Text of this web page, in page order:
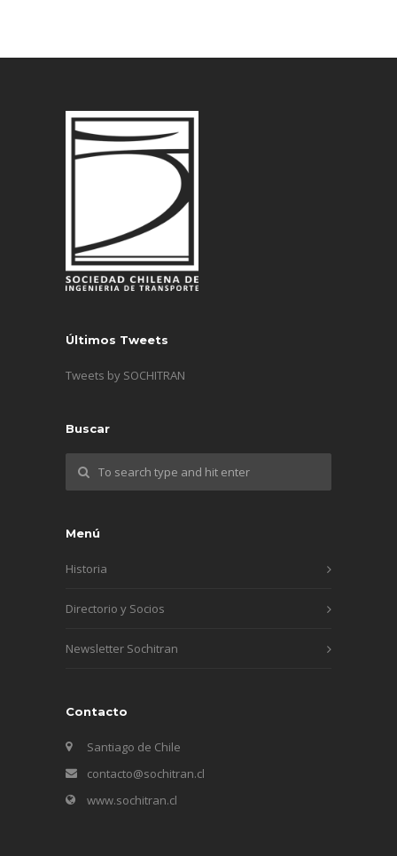
Últimos Tweets
Tweets by SOCHITRAN
Buscar
Menú
Historia
Directorio y Socios
Newsletter Sochitran
Contacto
Santiago de Chile
contacto@sochitran.cl
www.sochitran.cl